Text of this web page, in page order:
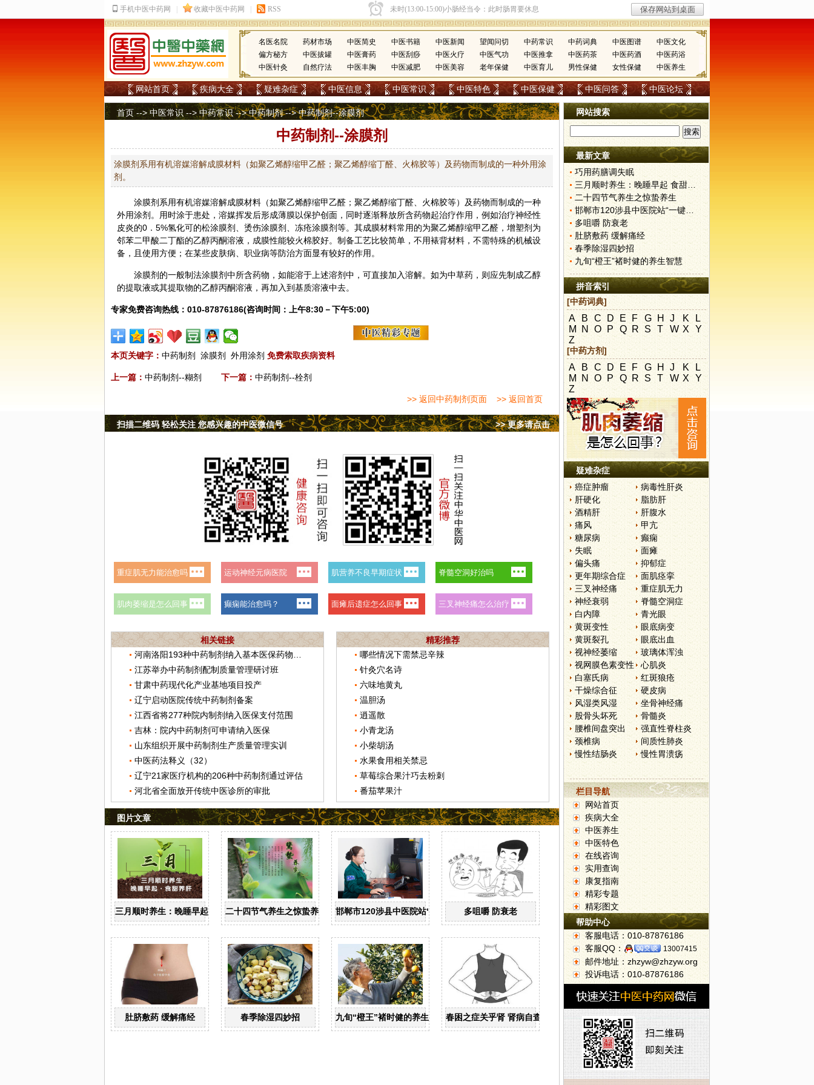
名医名院 药材市场 中医简史 中医书籍 中医新闻 望闻问切 中药常识 中药词典 中医图谱
中医文化
偏方秘方
中医拔罐 中医膏药 中医刮痧 中医火疗 中医气功 中医推拿 中医药茶 中医药酒
中医药浴
中医针灸
自然疗法 中医丰胸 中医减肥 中医美容 老年保健 中医育儿 男性保健 女性保健 中医养生
网站首页 疾病大全 疑难杂症 中医信息 中医常识 中医特色 中医保健 中医问答 中医论坛
首页 -->中医常识 -->中药常识-->中药制剂--> 中药制剂--涂膜剂
中药制剂--涂膜剂
涂膜剂系用有机溶媒溶解成膜材料（如聚乙烯醇缩甲乙醛；聚乙烯醇缩丁醛、火棉胶等）及药物而制成的一种外用涂
剂。
涂膜剂系用有机溶媒溶解成膜材料（如聚乙烯醇缩甲乙醛；聚乙烯醇缩丁醛、火棉胶等）及药物而制成的一种
外用涂剂。用时涂于患处，溶媒挥发后形成薄膜以保护创面，同时逐渐释放所含药物起治疗作用，例如治疗神经性
皮炎的0．5%氢化可的松涂膜剂、烫伤涂膜剂、冻疮涂膜剂等。其成膜材料常用的为聚乙烯醇缩甲乙醛，增塑剂为
邻苯二甲酸二丁酯的乙醇丙酮溶液，成膜性能较火棉胶好。制备工艺比较简单，不用裱背材料，不需特殊的机械设
备，且使用方便；在某些皮肤病、职业病等防治方面显有较好的作用。
涂膜剂的一般制法涂膜剂中所含药物，如能溶于上述溶剂中，可直接加入溶解。如为中草药，则应先制成乙醇
的提取液或其提取物的乙醇丙酮溶液，再加入到基质溶液中去。
专家免费咨询热线：010-87876186(咨询时间：上午8:30－下午5:00)
本页关键字： 中药制剂 涂膜剂 外用涂剂 免费索取疾病资料
上一篇： 中药制剂--糊剂 下一篇： 中药制剂--栓剂
>> 返回中药制剂页面 >> 返回首页
>> 更多请点击
扫描二维码 轻松关注 您感兴趣的中医微信号
相关链接
江苏举办中药制剂配制质量管理研讨班
甘肃中药现代化产业基地项目投产
辽宁启动医院传统中药制剂备案
江西省将277种院内制剂纳入医保支付范围
吉林：院内中药制剂可申请纳入医保
山东组织开展中药制剂生产质量管理实训
中医药法释义（32）
辽宁21家医疗机构的206种中药制剂通过评估
河北省全面放开传统中医诊所的审批
精彩推荐
哪些情况下需禁忌辛辣
针灸穴名诗
六味地黄丸
温胆汤
逍遥散
小青龙汤
小柴胡汤
水果食用相关禁忌
草莓综合果汁巧去粉刺
番茄苹果汁
图片文章
三月顺时养生：晚睡早起 食甜养肝二十四节气养生之惊蛰养生 邯郸市120涉县中医院站“一键拨”开通了多咀嚼 防衰老
肚脐敷药 缓解痛经 春季除湿四妙招 九旬“橙王”褚时健的养生智慧春困之症关乎肾 肾病自查“六字诀”
网站搜索
最新文章
巧用药膳调失眠
三月顺时养生：晚睡早起 食甜养肝
二十四节气养生之惊蛰养生
邯郸市120涉县中医院站“一键拨”开通了
多咀嚼 防衰老
肚脐敷药 缓解痛经
春季除湿四妙招
九旬“橙王”褚时健的养生智慧
拼音索引
[中药词典]
A B C D E F G H J K
L
M N O P Q R S T W X
Y
Z
[中药方剂]
A B C D E F G H J K
L
M N O P Q R S T W X
Y
Z
疑难杂症
癌症肿瘤
病毒性肝炎
肝硬化
脂肪肝
酒精肝
肝腹水
痛风
甲亢
糖尿病
癫痫
失眠
面瘫
偏头痛
抑郁症
更年期综合症
面肌痉挛
三叉神经痛
重症肌无力
神经衰弱
脊髓空洞症
白内障
青光眼
黄斑变性
眼底病变
黄斑裂孔
眼底出血
视神经萎缩
玻璃体浑浊
视网膜色素变性
心肌炎
白塞氏病
红斑狼疮
干燥综合征
硬皮病
风湿类风湿
坐骨神经痛
股骨头坏死
骨髓炎
腰椎间盘突出
强直性脊柱炎
颈椎病
间质性肺炎
慢性结肠炎
慢性胃溃疡
栏目导航
网站首页
疾病大全
中医养生
中医特色
在线咨询
实用查询
康复指南
精彩专题
精彩图文
帮助中心
客服电话：010-87876186
客服QQ：
13007415
邮件地址：zhzyw@zhzyw.org
投诉电话：010-87876186